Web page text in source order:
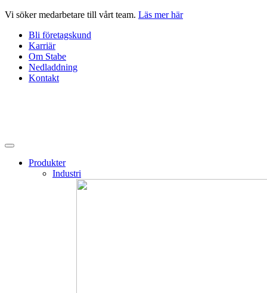
Hoppa
innehåll
Vi söker medarbetare till vårt team. Läs mer här
Bli företagskund
Karriär
Om Stabe
Nedladdning
Kontakt
Produkter
Industri